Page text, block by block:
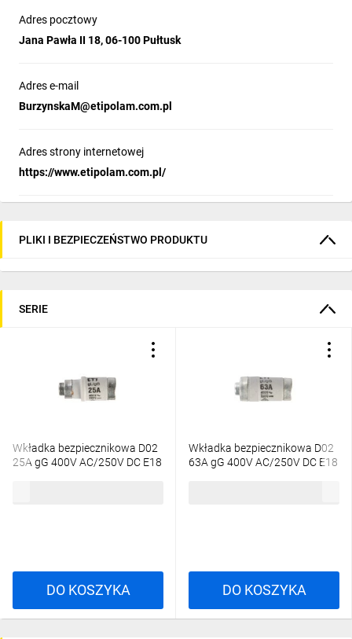
Adres pocztowy
Jana Pawła II 18, 06-100 Pułtusk
Adres e-mail
BurzynskaM@etipolam.com.pl
Adres strony internetowej
https://www.etipolam.com.pl/
PLIKI I BEZPIECZEŃSTWO PRODUKTU
SERIE
Wkładka bezpiecznikowa D02
25A gG 400V AC/250V DC E18
DO KOSZYKA
Wkładka bezpiecznikowa D02
63A gG 400V AC/250V DC E18
DO KOSZYKA